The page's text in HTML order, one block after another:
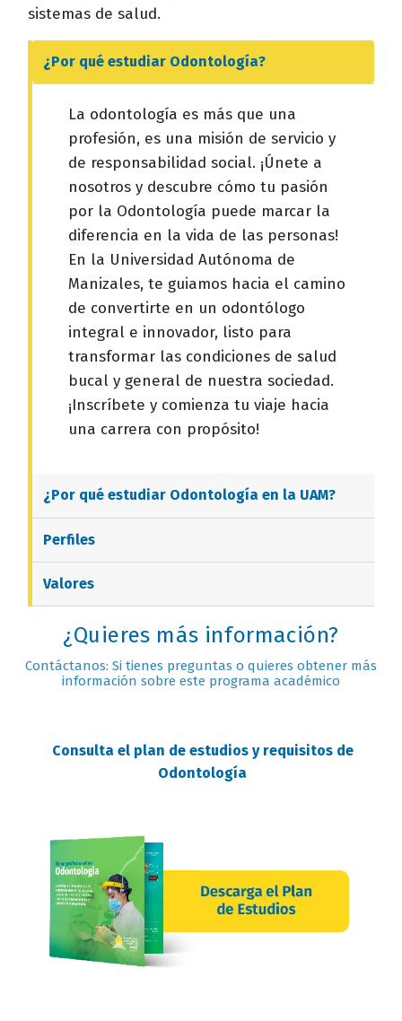
sistemas de salud.
¿Por qué estudiar Odontología?
La odontología es más que una
profesión, es una misión de servicio y
de responsabilidad social. ¡Únete a
nosotros y descubre cómo tu pasión
por la Odontología puede marcar la
diferencia en la vida de las personas!
En la Universidad Autónoma de
Manizales, te guiamos hacia el camino
de convertirte en un odontólogo
integral e innovador, listo para
transformar las condiciones de salud
bucal y general de nuestra sociedad.
¡Inscríbete y comienza tu viaje hacia
una carrera con propósito!
¿Por qué estudiar Odontología en la UAM?
Perfiles
Valores
¿Quieres más información?
Contáctanos: Si tienes preguntas o quieres obtener más
información sobre este programa académico
Consulta el plan de estudios y requisitos de
Odontología